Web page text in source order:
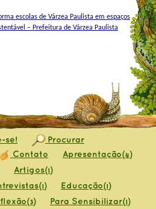
escolas de Várzea Paulista em espaços
– Prefeitura de Várzea Paulista
se!
Procurar
Contato Apresentação(4)
Artigos(1)
(1) Educação(1)
(3) Para Sensibilizar(1)